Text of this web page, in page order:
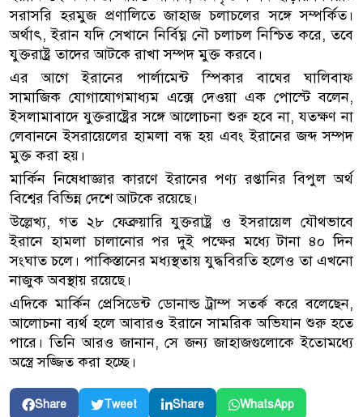
সরাসরি হরমুজ প্রণালিতে জাহাজ চলাচলের সঙ্গে সম্পর্কিত।
অর্থাৎ, ইরান যদি সেখানে নির্বিঘ্ন নৌ চলাচল নিশ্চিত করে, তবে
যুক্তরাষ্ট্র তাদের আটকে রাখা সম্পদ মুক্ত করবে।
এর আগে ইরানের পার্লামেন্ট স্পিকার বাঘের ঘালিবাফ
সামাজিক যোগাযোগমাধ্যম এক্সে দেওয়া এক পোস্টে বলেন,
ইসলামাবাদে যুক্তরাষ্ট্রের সঙ্গে আলোচনা শুরু হবে না, যতক্ষণ না
লেবাননে ইসরায়েলের হামলা বন্ধ হয় এবং ইরানের জব্দ সম্পদ
মুক্ত করা হয়।
মার্কিন নিষেধাজ্ঞার কারণে ইরানের পণ্য রপ্তানির বিপুল অর্থ
বিশ্বের বিভিন্ন দেশে আটকে রয়েছে।
উল্লেখ্য, গত ২৮ ফেব্রুয়ারি যুক্তরাষ্ট্র ও ইসরায়েল যৌথভাবে
ইরানে হামলা চালানোর পর দুই পক্ষের মধ্যে টানা ৪০ দিন
সংঘাত চলে। পাকিস্তানের মধ্যস্থতায় যুদ্ধবিরতি হলেও তা এখনো
নাজুক অবস্থায় রয়েছে।
এদিকে মার্কিন প্রেসিডেন্ট ডোনাল্ড ট্রাম্প সতর্ক করে বলেছেন,
আলোচনা ব্যর্থ হলে আবারও ইরানে সামরিক অভিযান শুরু হতে
পারে। তিনি আরও জানান, সে জন্য জাহাজগুলোকে ইতোমধ্যে
অস্ত্রে সজ্জিত করা হচ্ছে।
Share Tweet Share WhatsApp